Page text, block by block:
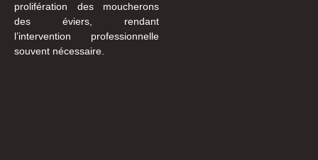
prolifération des moucherons
des éviers, rendant
l’intervention professionnelle
souvent nécessaire.